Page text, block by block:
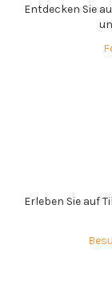
Entdecken Sie
Erleben Sie auf